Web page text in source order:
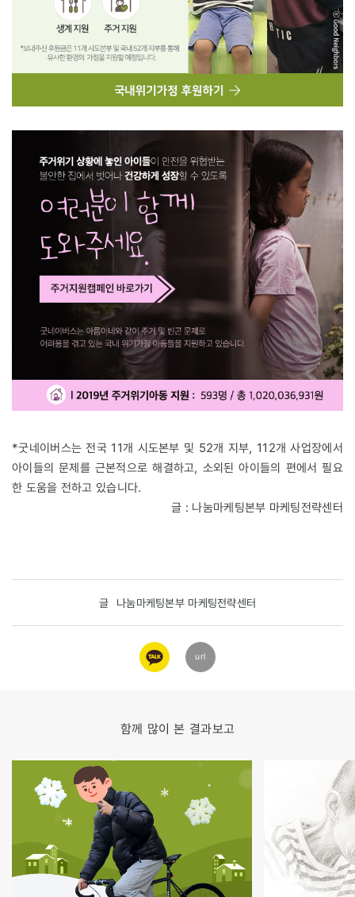
*굿네이버스는 전국 11개 시도본부 및 52개 지부, 112개 사업장에서
아이들의 문제를 근본적으로 해결하고, 소외된 아이들의 편에서 필요
한 도움을 전하고 있습니다.
글 : 나눔마케팅본부 마케팅전략센터
글 나눔마케팅본부 마케팅전략센터
카카오
링크
url
함께 많이 본 결과보고